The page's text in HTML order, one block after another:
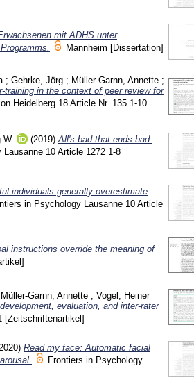
mit ADHS unter
Mannheim [Dissertation]
; Gehrke, Jörg ; Müller-Garnn, Annette ;
training in the context of peer review for
Heidelberg 18 Article Nr. 135 1-10
W. (2019)All's bad that ends bad:
Lausanne 10 Article 1272 1-8
individuals generally overestimate
in Psychology Lausanne 10 Article
instructions override the meaning of
Müller-Garnn, Annette ; Vogel, Heiner
evaluation, and inter-rater
[Zeitschriftenartikel]
Read my face: Automatic facial
Frontiers in Psychology